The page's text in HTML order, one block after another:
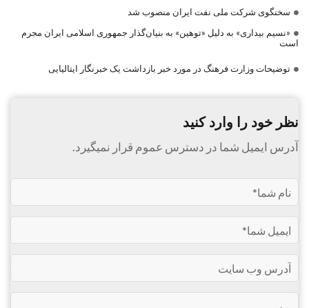
سخنگوی شرکت ملی نفت ایران منصوب شد
«نسیم بیداری» به دلیل «توهین» به بنیان‌گذار جمهوری اسلامی ایران مجرم
است
توضیحات وزارت فرهنگ در مورد خبر بازداشت یک خبرنگار ایتالیایی
نظر خود را وارد کنید
آدرس ایمیل شما در دسترس عموم قرار نمیگیرد.